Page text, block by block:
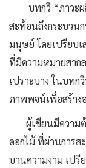
บทกวี “ภาวะผลิ
สะท้อนถึงกระบวน
มนุษย์ โดยเปรียบ
ที่มีความหมายสาก
เปราะบาง ในบทก
ภาพพจน์เพื่อสร้าง
ผู้เขียนมีความต้
ดอกไม้ ที่ผ่านการส
บานความงาม เปรี